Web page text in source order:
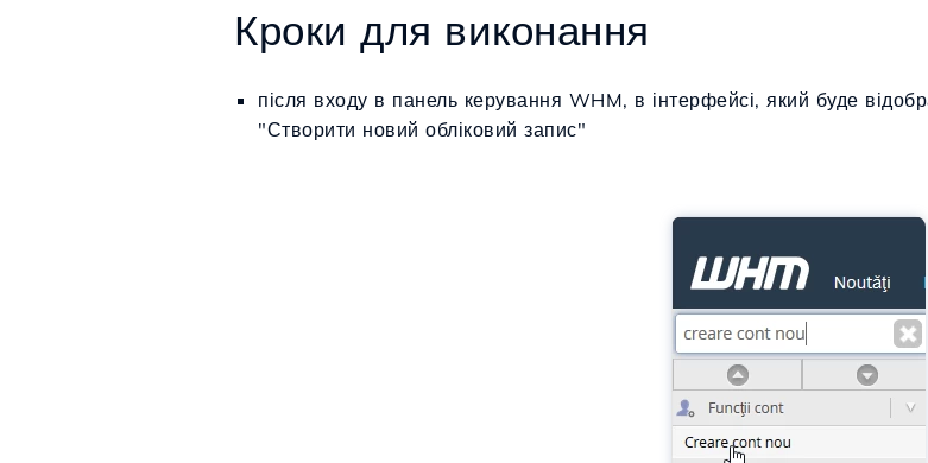
Кроки для виконання
після входу в панель керування WHM, в інтерфейсі, який буде
"Створити новий обліковий запис"